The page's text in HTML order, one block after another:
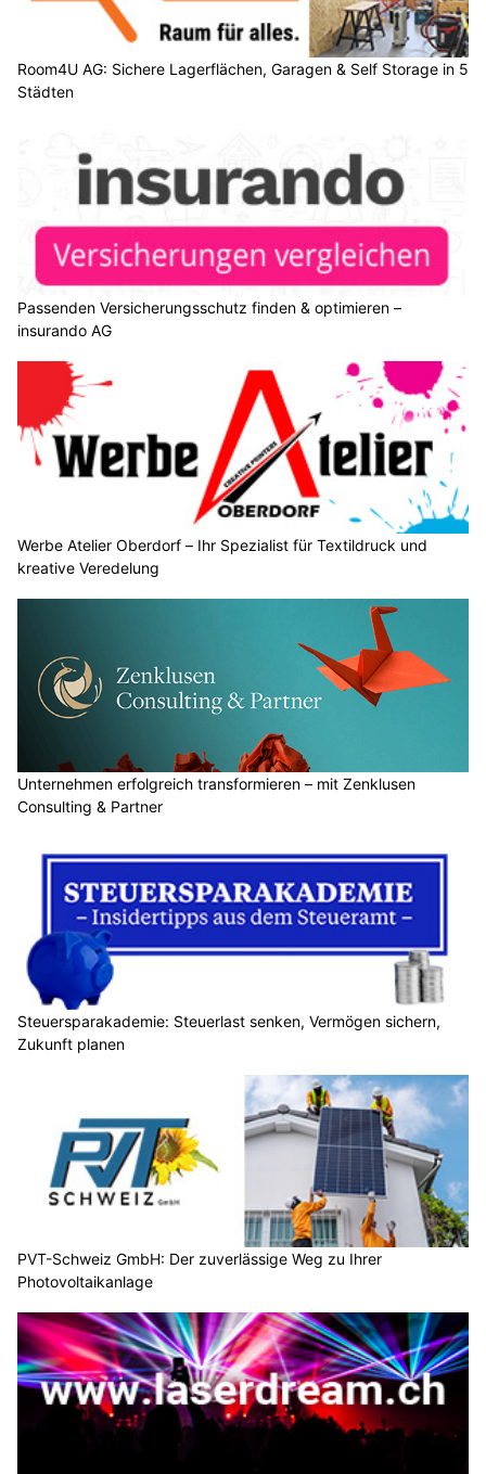
Room4U AG: Sichere Lagerflächen, Garagen & Self Storage in 5
Städten
Passenden Versicherungsschutz finden & optimieren –
insurando AG
Werbe Atelier Oberdorf – Ihr Spezialist für Textildruck und
kreative Veredelung
Unternehmen erfolgreich transformieren – mit Zenklusen
Consulting & Partner
Steuersparakademie: Steuerlast senken, Vermögen sichern,
Zukunft planen
PVT-Schweiz GmbH: Der zuverlässige Weg zu Ihrer
Photovoltaikanlage